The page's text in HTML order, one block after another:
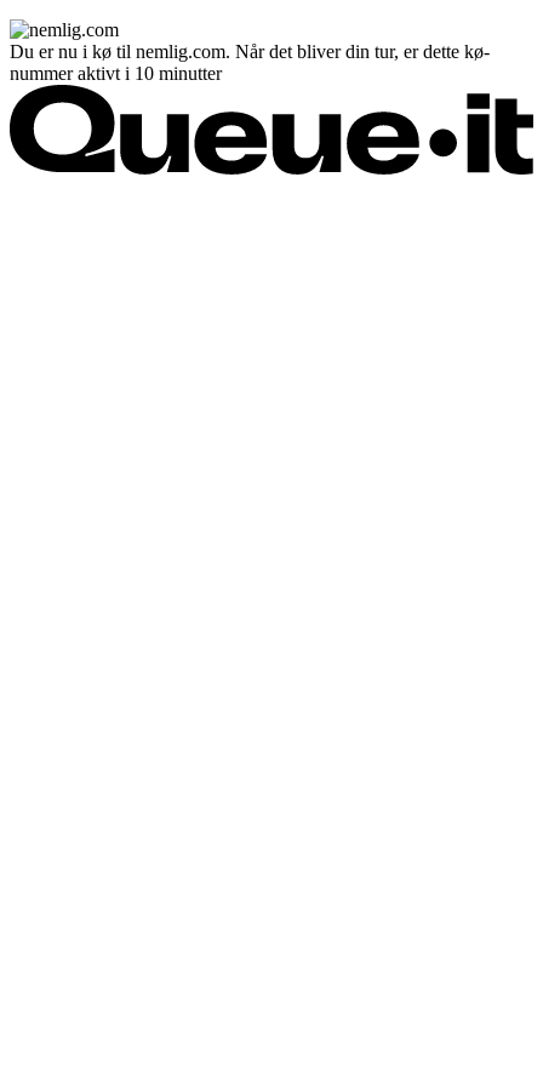
Du er nu i kø til nemlig.com. Når det bliver din tur, er dette kø-
nummer aktivt i 10 minutter